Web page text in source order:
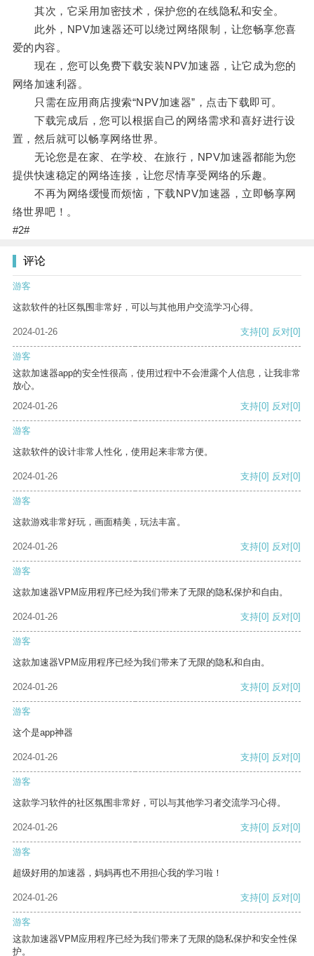
其次，它采用加密技术，保护您的在线隐私和安全。
此外，NPV加速器还可以绕过网络限制，让您畅享您喜
爱的内容。
现在，您可以免费下载安装NPV加速器，让它成为您的
网络加速利器。
只需在应用商店搜索“NPV加速器”，点击下载即可。
下载完成后，您可以根据自己的网络需求和喜好进行设
置，然后就可以畅享网络世界。
无论您是在家、在学校、在旅行，NPV加速器都能为您
提供快速稳定的网络连接，让您尽情享受网络的乐趣。
不再为网络缓慢而烦恼，下载NPV加速器，立即畅享网
络世界吧！。
#2#
评论
游客
这款软件的社区氛围非常好，可以与其他用户交流学习心得。
2024-01-26 支持[0] 反对[0]
游客
这款加速器app的安全性很高，使用过程中不会泄露个人信息，让我非常
放心。
2024-01-26
支持[0] 反对[0]
游客
这款软件的设计非常人性化，使用起来非常方便。
2024-01-26 支持[0] 反对[0]
游客
这款游戏非常好玩，画面精美，玩法丰富。
2024-01-26 支持[0] 反对[0]
游客
这款加速器VPM应用程序已经为我们带来了无限的隐私保护和自由。
2024-01-26 支持[0] 反对[0]
游客
这款加速器VPM应用程序已经为我们带来了无限的隐私和自由。
2024-01-26 支持[0] 反对[0]
游客
这个是app神器
2024-01-26 支持[0] 反对[0]
游客
这款学习软件的社区氛围非常好，可以与其他学习者交流学习心得。
2024-01-26 支持[0] 反对[0]
游客
超级好用的加速器，妈妈再也不用担心我的学习啦！
2024-01-26 支持[0] 反对[0]
游客
这款加速器VPM应用程序已经为我们带来了无限的隐私保护和安全性保
护。